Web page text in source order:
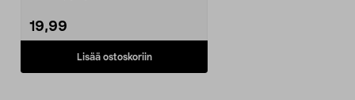
19,99
Lisää ostoskoriin